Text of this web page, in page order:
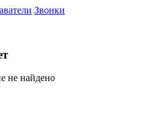
Звонки
не найдено